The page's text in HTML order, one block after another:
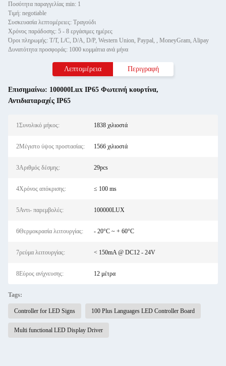
Ποσότητα παραγγελίας min: 1
Τιμή: negotiable
Συσκευασία λεπτομέρειες: Τραγούδι
Χρόνος παράδοσης: 5 - 8 εργάσιμες ημέρες
Όροι πληρωμής: T/T, L/C, D/A, D/P, Western Union, Paypal, , MoneyGram, Alipay
Δυνατότητα προσφοράς: 1000 κομμάτια ανά μήνα
Λεπτομέρεια Περιγραφή
Επισημαίνω: 100000Lux IP65 Φωτεινή κουρτίνα,
Αντιδιαταραχές IP65
1Συνολικό μήκος: 1838 χιλιοστά
2Μέγιστο ύψος προστασίας: 1566 χιλιοστά
3Αριθμός δέσμης: 29pcs
4Χρόνος απόκρισης: ≤ 100 ms
5Αντι- παρεμβολές: 100000LUX
6Θερμοκρασία λειτουργίας: - 20°C ~ + 60°C
7ρεύμα λειτουργίας: < 150mA @ DC12 - 24V
8Εύρος ανίχνευσης: 12 μέτρα
Tags:
Controller for LED Signs 100 Plus Languages LED Controller Board
Multi functional LED Display Driver